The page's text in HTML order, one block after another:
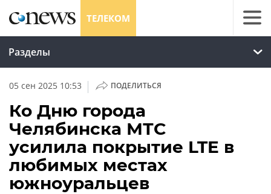
ТЕЛЕКОМ
Разделы
05 сен 2025 10:53 | ПОДЕЛИТЬСЯ
Ко Дню города
Челябинска МТС
усилила покрытие LTE в
любимых местах
южноуральцев